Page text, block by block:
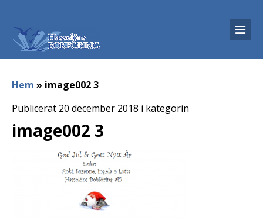
Hem » image002 3
Publicerat 20 december 2018 i kategorin
image002 3